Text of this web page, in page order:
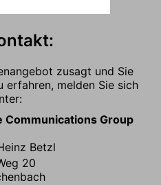
zusagt und Sie
erfahren, melden Sie sich
Communications Group
Betzl
20